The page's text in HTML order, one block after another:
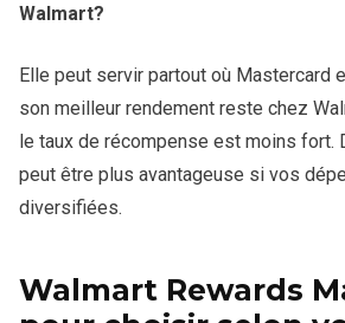
Walmart?
Elle peut servir partout où Mastercard
son meilleur rendement reste chez
le taux de récompense est moins fort.
peut être plus avantageuse si vos
diversifiées.
Walmart Rewards